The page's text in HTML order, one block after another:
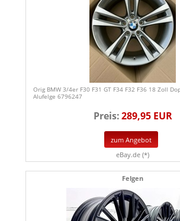
Orig BMW 3/4er F30 F31 GT F34 F32 F36 18 Zoll
Alufelge 6796247
Preis:289,95 EUR
zum Angebot
eBay.de (*)
Felgen